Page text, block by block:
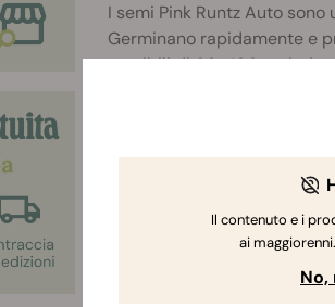
I semi Pink Runtz Auto
Germinano rapidamente e
gestibili di 60–100cm
suoi frutti dopo 10–11
450g/m² o un rispettabile
Il contenuto e i
ai
No,